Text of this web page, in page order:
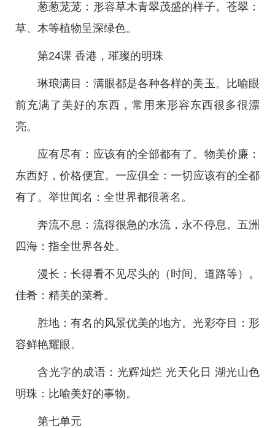
葱葱茏茏：形容草木青翠茂盛的样子。苍翠：
草、木等植物呈深绿色。
第24课 香港，璀璨的明珠
琳琅满目：满眼都是各种各样的美玉。比喻眼
前充满了美好的东西，常用来形容东西很多很漂
亮。
应有尽有：应该有的全部都有了。物美价廉：
东西好，价格便宜。一应俱全：一切应该有的全都
有了。举世闻名：全世界都很著名。
奔流不息：流得很急的水流，永不停息。五洲
四海：指全世界各处。
漫长：长得看不见尽头的（时间、道路等）。
佳肴：精美的菜肴。
胜地：有名的风景优美的地方。光彩夺目：形
容鲜艳耀眼。
含光字的成语：光辉灿烂 光天化日 湖光山色
明珠：比喻美好的事物。
第七单元